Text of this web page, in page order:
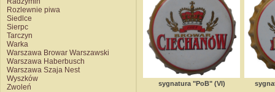
Rozlewnie piwa
Siedlce
Sierpc
Tarczyn
Warka
Warszawa Browar Warszawski
Warszawa Haberbusch
Warszawa Szaja Nest
Wyszków
Zwoleń
sygnatura "PoB" (VI)